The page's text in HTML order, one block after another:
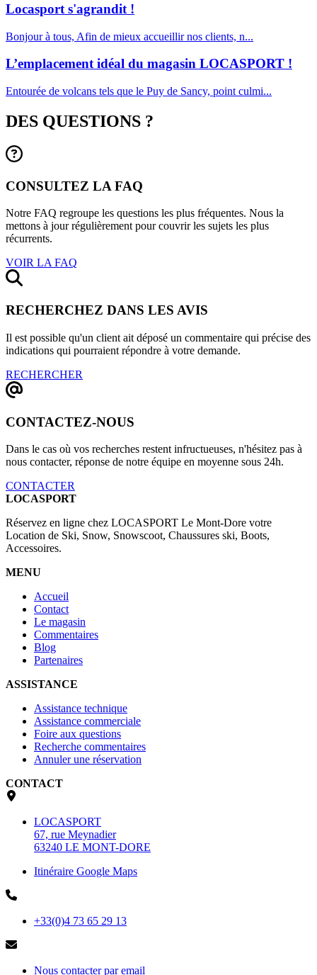
Locasport s'agrandit !
Bonjour à tous, Afin de mieux accueillir nos clients, n...
L’emplacement idéal du magasin LOCASPORT !
Entourée de volcans tels que le Puy de Sancy, point culmi...
DES QUESTIONS ?
CONSULTEZ LA FAQ
Notre FAQ regroupe les questions les plus fréquentes. Nous la
mettons à jour régulièrement pour couvrir les sujets les plus
récurrents.
VOIR LA FAQ
RECHERCHEZ DANS LES AVIS
Il est possible qu'un client ait déposé un commentaire qui précise des
indications qui pourraient répondre à votre demande.
RECHERCHER
CONTACTEZ-NOUS
Dans le cas où vos recherches restent infructueuses, n'hésitez pas à
nous contacter, réponse de notre équipe en moyenne sous 24h.
CONTACTER
LOCASPORT
Réservez en ligne chez LOCASPORT Le Mont-Dore votre
Location de Ski, Snow, Snowscoot, Chaussures ski, Boots,
Accessoires.
MENU
Accueil
Contact
Le magasin
Commentaires
Blog
Partenaires
ASSISTANCE
Assistance technique
Assistance commerciale
Foire aux questions
Recherche commentaires
Annuler une réservation
CONTACT
LOCASPORT
67, rue Meynadier
63240 LE MONT-DORE
Itinéraire Google Maps
+33(0)4 73 65 29 13
Nous contacter par email